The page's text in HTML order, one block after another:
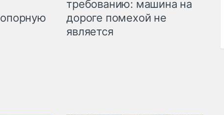
требованию: машина на
дороге помехой не
является